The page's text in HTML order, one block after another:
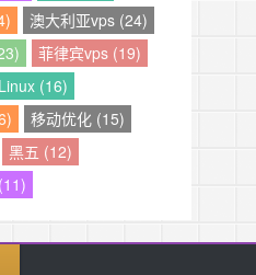
澳大利亚vps (24)
菲律宾vps (19)
Linux (16)
移动优化 (15)
黑五 (12)